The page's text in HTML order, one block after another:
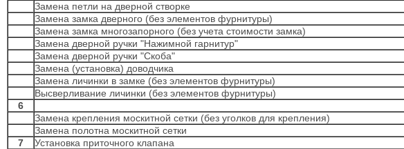
Замена петли на дверной створке
Замена замка дверного (без элементов фурнитуры)
Замена замка многозапорного (без учета стоимости замка)
Замена дверной ручки "Нажимной гарнитур"
Замена дверной ручки "Скоба"
Замена (установка) доводчика
Замена личинки в замке (без элементов фурнитуры)
Высверливание личинки (без элементов фурнитуры)
6
Замена крепления москитной сетки (без уголков для крепления)
Замена полотна москитной сетки
7
Установка приточного клапана